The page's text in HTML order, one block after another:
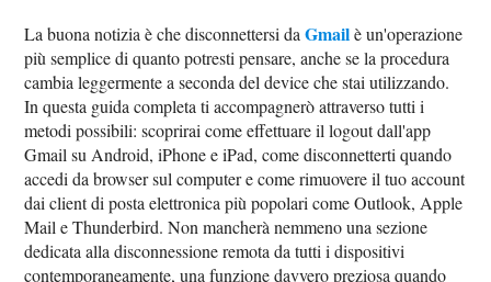
La buona notizia è che disconnettersi daGmailè un'operazione
più semplice di quanto potresti pensare, anche se la procedura
cambia leggermente a seconda del device che stai utilizzando.
In questa guida completa ti accompagnerò attraverso tutti i
metodi possibili: scoprirai come effettuare il logout dall'app
Gmail su Android, iPhone e iPad, come disconnetterti quando
accedi da browser sul computer e come rimuovere il tuo account
dai client di posta elettronica più popolari come Outlook, Apple
Mail e Thunderbird. Non mancherà nemmeno una sezione
dedicata alla disconnessione remota da tutti i dispositivi
contemporaneamente, una funzione davvero preziosa quando